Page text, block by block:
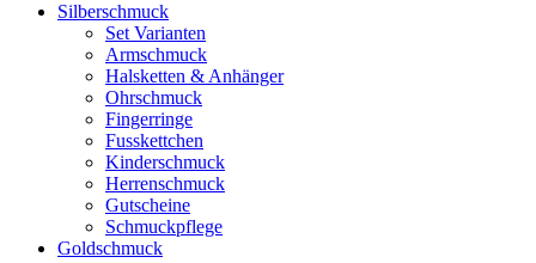
Silberschmuck
Set Varianten
Armschmuck
Halsketten & Anhänger
Ohrschmuck
Fingerringe
Fusskettchen
Kinderschmuck
Herrenschmuck
Gutscheine
Schmuckpflege
Goldschmuck